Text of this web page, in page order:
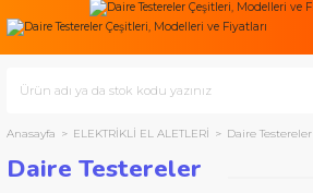
Anasayfa ELEKTRİKLİ EL ALETLERİ Daire Testereler
Daire Testereler